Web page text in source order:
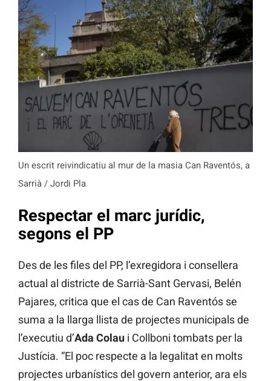
Un escrit reivindicatiu al mur de la masia Can Raventós, a
Sarrià / Jordi Pla
Respectar el marc jurídic,
segons el PP
Des de les files del PP, l’exregidora i consellera
actual al districte de Sarrià-Sant Gervasi, Belén
Pajares, critica que el cas de Can Raventós se
suma a la llarga llista de projectes municipals de
l’executiu d’Ada Colau i Collboni tombats per la
Justícia. “El poc respecte a la legalitat en molts
projectes urbanístics del govern anterior, ara els